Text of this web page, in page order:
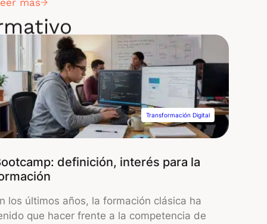
Python anhela superar. A lo largo de este
exploraremos los diez proyectos más
tanto para principiantes como para
desarrolladores algo más experimentados,
ofreciendo así la oportunidad de impresionar a
Transformación Digital
definición, interés para la
los últimos años, la formación clásica ha
que hacer frente a la competencia de